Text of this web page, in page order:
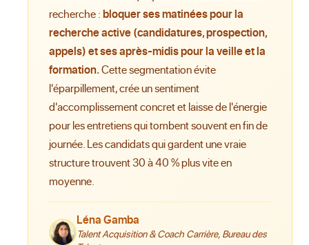
recherche :bloquer ses matinées pour la
recherche active (candidatures, prospection,
appels) et ses après-midis pour la veille et la
formation.Cette segmentation évite
l'éparpillement, crée un sentiment
d'accomplissement concret et laisse de l'énergie
pour les entretiens qui tombent souvent en fin de
journée. Les candidats qui gardent une vraie
structure trouvent 30 à 40 % plus vite en
moyenne.
Léna Gamba
Talent Acquisition & Coach Carrière, Bureau des